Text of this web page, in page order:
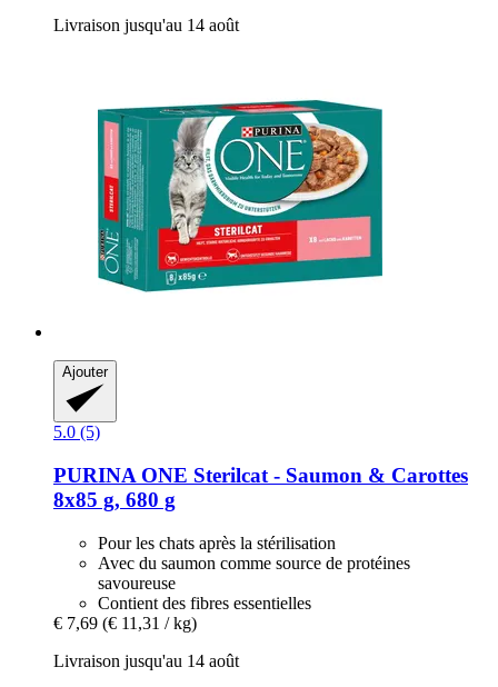
Livraison jusqu'au 14 août
Ajouter
5.0 (5)
PURINA ONE Sterilcat -​ Saumon & Carottes
8x85 g, 680 g
Pour les chats après la stérilisation
Avec du saumon comme source de protéines
savoureuse
Contient des fibres essentielles
€ 7,69 (€ 11,31 / kg)
Livraison jusqu'au 14 août